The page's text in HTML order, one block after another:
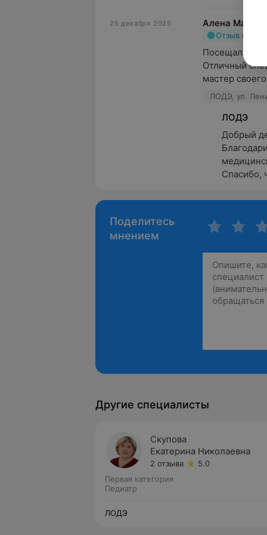
25 декабря 2025 Алена Маркова
Отзыв
Посещали
Отличный
мастер
ЛОДЭ, ул.
ЛОДЭ
Добрый
Спасибо,
Поделитесь
мнением
Другие специалисты
Скупова
Екатерина Николаевна
2 отзыва
5.0
Первая категория
Педиатр
ЛОДЭ